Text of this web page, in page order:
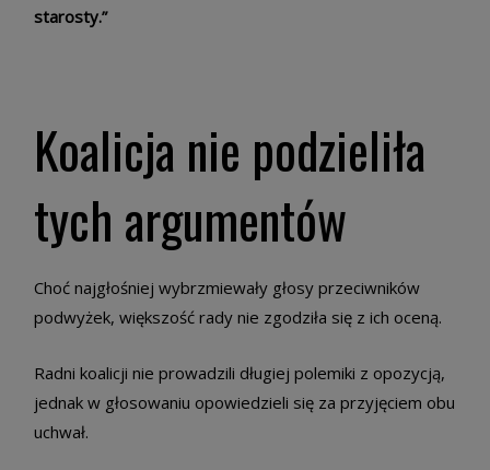
starosty.”
Koalicja nie podzieliła
tych argumentów
Choć najgłośniej wybrzmiewały głosy przeciwników
podwyżek, większość rady nie zgodziła się z ich oceną.
Radni koalicji nie prowadzili długiej polemiki z opozycją,
jednak w głosowaniu opowiedzieli się za przyjęciem obu
uchwał.